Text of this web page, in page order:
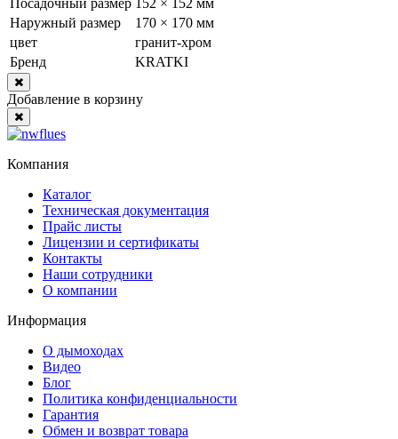
Наружный размер
170 × 170 мм
цвет
гранит-хром
Бренд
KRATKI
Close
Добавление в корзину
Close
Компания
Каталог
Техническая документация
Прайс листы
Лицензии и сертификаты
Контакты
Наши сотрудники
О компании
Информация
О дымоходах
Видео
Блог
Политика конфиденциальности
Гарантия
Обмен и возврат товара